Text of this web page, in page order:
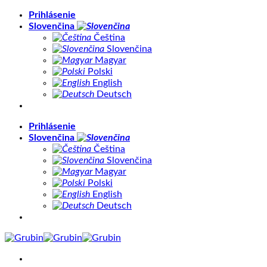
Skip
Prihlásenie
Slovenčina
Čeština
Slovenčina
Magyar
Polski
English
Deutsch
Prihlásenie
Slovenčina
Čeština
Slovenčina
Magyar
Polski
English
Deutsch